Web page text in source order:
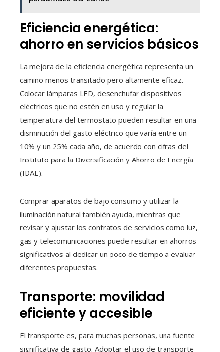
Eficiencia energética:
ahorro en servicios básicos
La mejora de la eficiencia energética representa un
camino menos transitado pero altamente eficaz.
Colocar lámparas LED, desenchufar dispositivos
eléctricos que no estén en uso y regular la
temperatura del termostato pueden resultar en una
disminución del gasto eléctrico que varía entre un
10% y un 25% cada año, de acuerdo con cifras del
Instituto para la Diversificación y Ahorro de Energía
(IDAE).
Comprar aparatos de bajo consumo y utilizar la
iluminación natural también ayuda, mientras que
revisar y ajustar los contratos de servicios como luz,
gas y telecomunicaciones puede resultar en ahorros
significativos al dedicar un poco de tiempo a evaluar
diferentes propuestas.
Transporte: movilidad
eficiente y accesible
El transporte es, para muchas personas, una fuente
significativa de gasto. Adoptar el uso de transporte